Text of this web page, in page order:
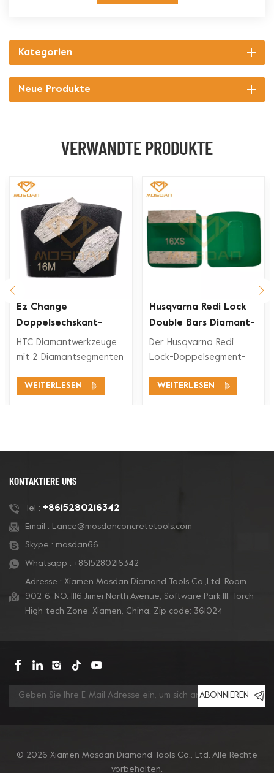
Kategorien
Neue Produkte
VERWANDTE PRODUKTE
Ez Change
Doppelsechskant-
Segment-Diamant-
Schleifschuh
HTC Diamantwerkzeuge
mit 2 Diamantsegmenten
breites
WEITERLESEN
Husqvarna Redi Lock
Double Bars Diamant-
Schleifschuh für
Betonboden
Der Husqvarna Redi
Lock-Doppelsegment-
mit den Husqvarna Redi
WEITERLESEN
KONTAKTIERE UNS
Tel : +8615280216342
Email : Lance@mosdanconcretetools.com
Skype : mosdan66
Whatsapp : +8615280216342
Adresse : Xiamen Mosdan Diamond Tools Co.,Ltd. Room
902-6, NO. 1116 Jimei North Avenue, Software Park Ill, Torch
High-tech Zone, Xiamen, China. Zip code: 361024
ABONNIEREN
© 2026 Xiamen Mosdan Diamond Tools Co., Ltd. Alle Rechte
vorbehalten.